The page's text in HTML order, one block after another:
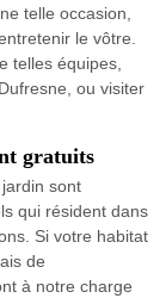
telle occasion,
le vôtre.
telles équipes,
ou visiter
gratuits
sont
qui résident dans
Si votre habitat
de
à notre charge